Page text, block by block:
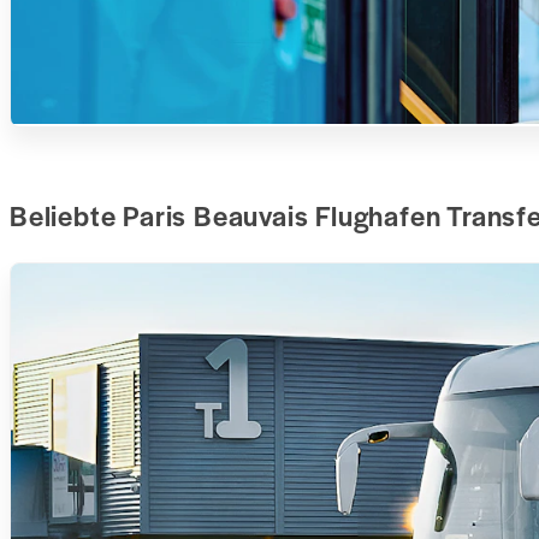
Beliebte Paris Beauvais Flughafen